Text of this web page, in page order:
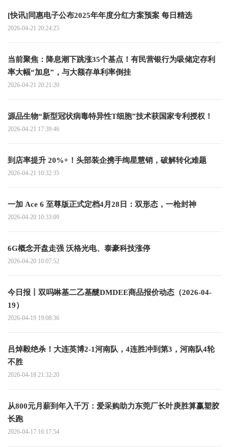
[快讯]同惠电子公布2025年年度分红方案预案 每日精选
2026-04-21 20:24:25
当前聚焦：降息潮下跳涨35个基点！有民营银行为吸储定存利
率大幅“加息”，与大额存单利率倒挂
2026-04-21 20:21:20
源品生物“新型冠状病毒特异性T细胞”技术获国家专利授权！
2026-04-21 17:39:46
到店率提升 20%+！头部装企携手绚星慧销，破解转化难题
2026-04-21 10:32:35
一加 Ace 6 至尊版正式定档4月28日：双形态，一枪封神
2026-04-20 10:33:09
6G概念开盘走强 沃格光电、泰豪科技涨停
2026-04-20 10:07:52
今日报丨双吗啉基二乙基醚DMDEE商品报价动态（2026-04-
19）
2026-04-19 19:08:36
吕焯毅绝杀！大连英博2-1河南队，4连胜冲到第3，河南队4轮
不胜
2026-04-18 21:32:20
从800元月薪到年入千万：爱采购助力东莞厂长叶庚胜算赢塑胶
长跑
2026-04-17 16:17:54